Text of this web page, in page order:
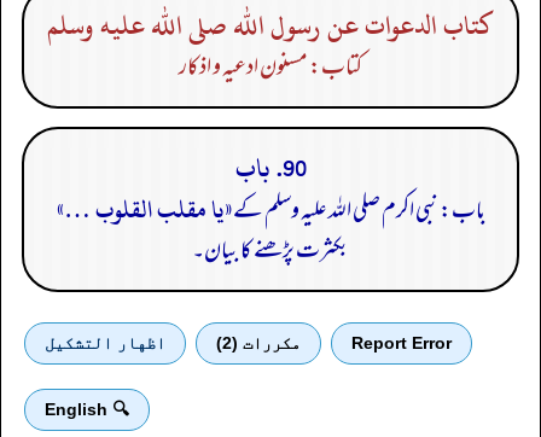
كتاب الدعوات عن رسول الله صلى الله عليه وسلم
کتاب: مسنون ادعیہ و اذکار
90. باب
باب: نبی اکرم صلی الله علیہ وسلم کے«یا مقلب القلوب …»
بکثرت پڑھنے کا بیان۔
Report Error مكررات (2) اظهار التشكيل
🔍 English